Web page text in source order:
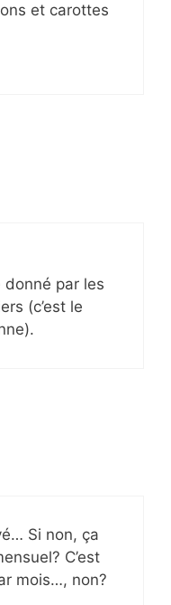
et carottes
par les
(c’est le
Si non, ça
C’est
mois…, non?